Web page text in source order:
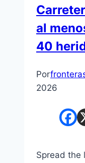
al
40
Por
2026
Spread the